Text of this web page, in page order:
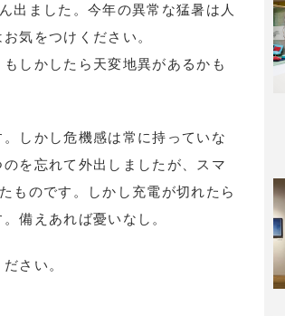
出ました。今年の異常な猛暑は人
気をつけください。
しかしたら天変地異があるかも
しかし危機感は常に持っていな
を忘れて外出しましたが、スマ
ものです。しかし充電が切れたら
備えあれば憂いなし。
さい。